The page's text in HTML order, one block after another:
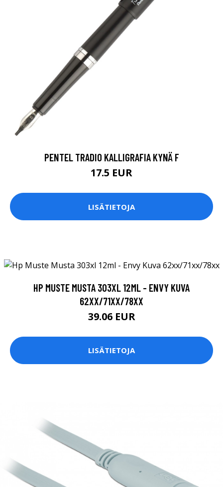
PENTEL TRADIO KALLIGRAFIA KYNÄ F
17.5 EUR
LISÄTIETOJA
HP MUSTE MUSTA 303XL 12ML - ENVY KUVA
62XX/71XX/78XX
39.06 EUR
LISÄTIETOJA